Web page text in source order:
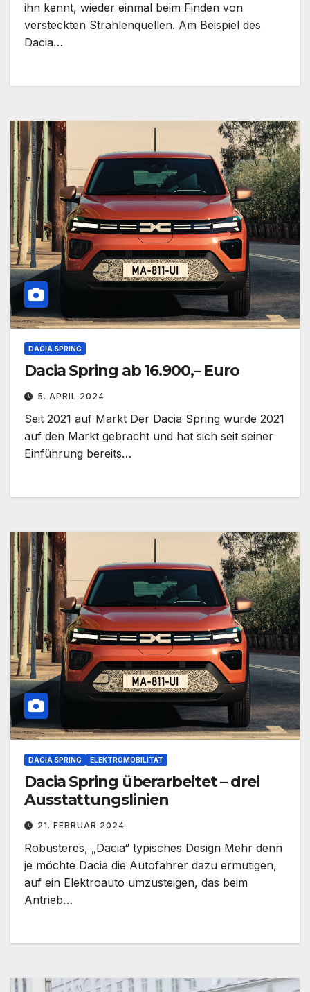
ihn kennt, wieder einmal beim Finden von
versteckten Strahlenquellen. Am Beispiel des
Dacia…
DACIA SPRING
Dacia Spring ab 16.900,– Euro
5. APRIL 2024
Seit 2021 auf Markt Der Dacia Spring wurde 2021
auf den Markt gebracht und hat sich seit seiner
Einführung bereits…
DACIA SPRING ELEKTROMOBILITÄT
Dacia Spring überarbeitet – drei
Ausstattungslinien
21. FEBRUAR 2024
Robusteres, „Dacia“ typisches Design Mehr denn
je möchte Dacia die Autofahrer dazu ermutigen,
auf ein Elektroauto umzusteigen, das beim
Antrieb…